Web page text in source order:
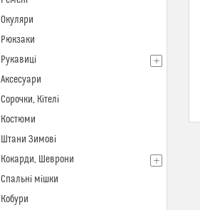
Окуляри
Рюкзаки
Рукавиці
Аксесуари
Сорочки, Кітелі
Костюми
Штани Зимові
Кокарди, Шеврони
Спальні мішки
Кобури